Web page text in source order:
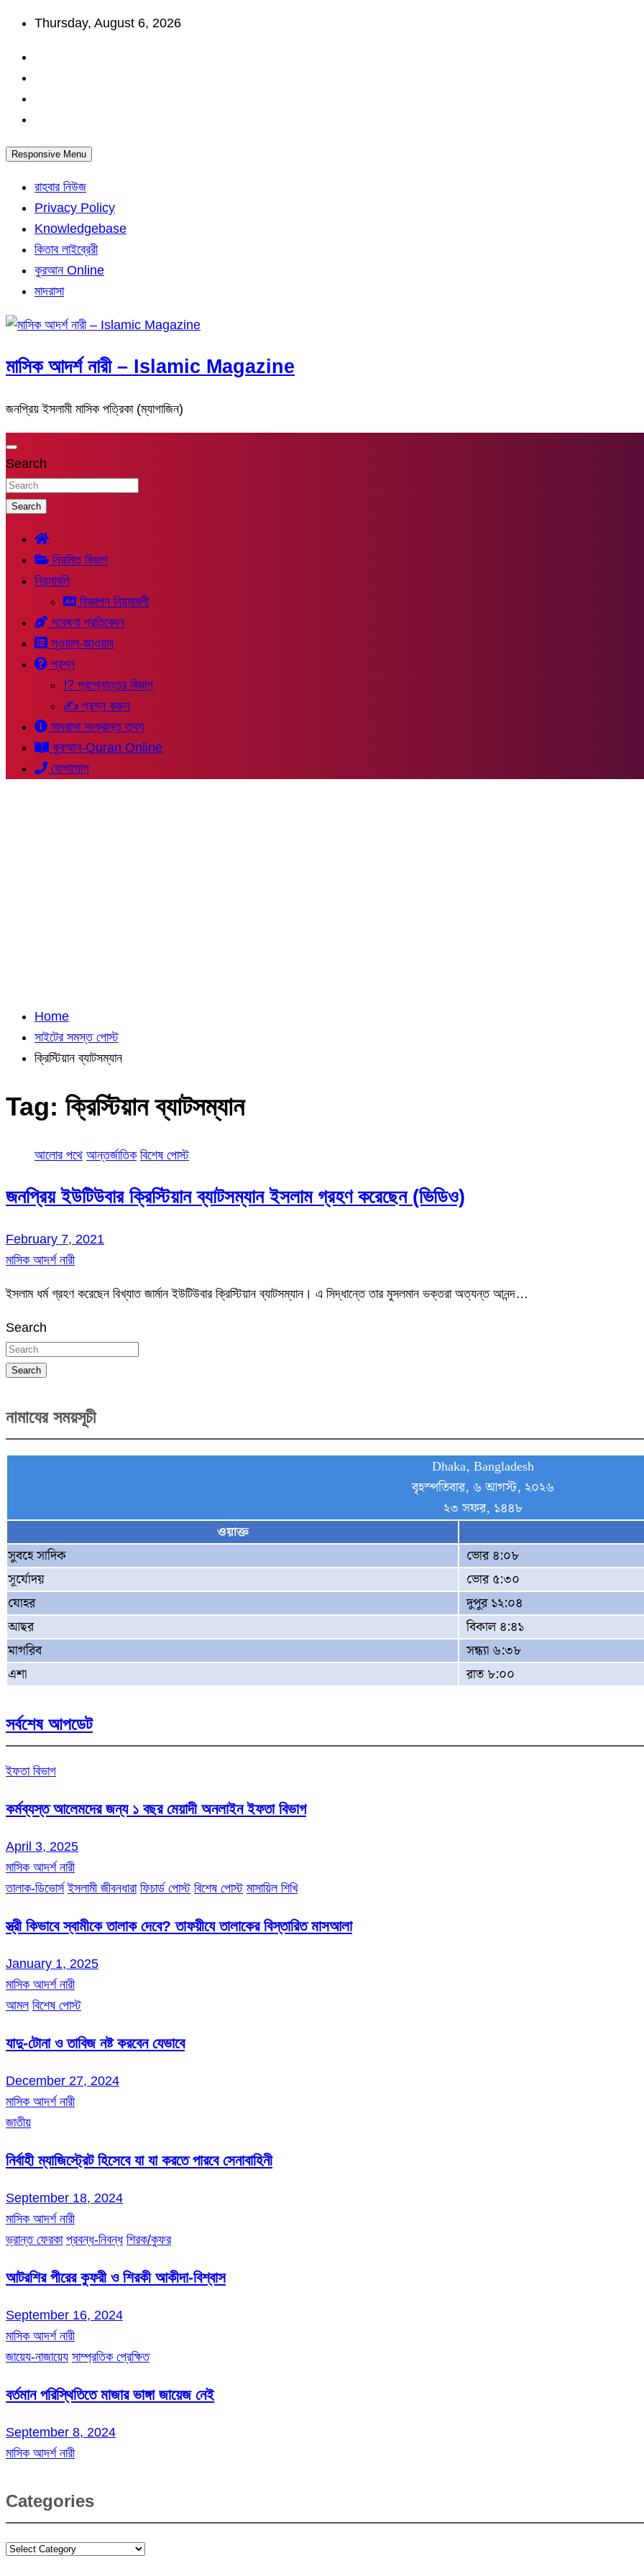
Skip
content
Thursday, August 6, 2026
Responsive Menu
রাহবার নিউজ
Privacy Policy
Knowledgebase
কিতাব লাইব্রেরী
কুরআন Online
মাদরাসা
মাসিক আদর্শ নারী – Islamic Magazine
জনপ্রিয় ইসলামী মাসিক পত্রিকা (ম্যাগাজিন)
Search
Search
নিয়মিত বিভাগ
নিয়মাবলি
বিজ্ঞাপন নিয়মাবলী
গবেষণা প্রতিবেদন
সুওয়াল-জাওয়াব
প্রশ্ন
⁉ প্রশ্নোত্তর বিভাগ
✍ প্রশ্ন করুন
মাদরাসা সংক্রান্ত তথ্য
কুরআন-Quran Online
যোগাযোগ
Home
সাইটের সমস্ত পোস্ট
ক্রিস্টিয়ান ব্যাটসম্যান
Tag: ক্রিস্টিয়ান ব্যাটসম্যান
আলোর পথে আন্তর্জাতিক বিশেষ পোস্ট
জনপ্রিয় ইউটিউবার ক্রিস্টিয়ান ব্যাটসম্যান ইসলাম গ্রহণ করেছেন (ভিডিও)
February 7, 2021
মাসিক আদর্শ নারী
ইসলাম ধর্ম গ্রহণ করেছেন বিখ্যাত জার্মান ইউটিউবার ক্রিস্টিয়ান ব্যাটসম্যান। এ সিদ্ধান্তে তার মুসলমান ভক্তরা অত্যন্ত আনন্দ…
Search
Search
নামাযের সময়সূচী
Dhaka, Bangladesh
বৃহস্পতিবার, ৬ আগস্ট, ২০২৬
২৩ সফর, ১৪৪৮
ওয়াক্ত
সুবহে সাদিক
ভোর ৪:০৮
সূর্যোদয়
ভোর ৫:৩০
যোহর
দুপুর ১২:০৪
আছর
বিকাল ৪:৪১
মাগরিব
সন্ধ্যা ৬:৩৮
এশা
রাত ৮:০০
সর্বশেষ আপডেট
ইফতা বিভাগ
কর্মব্যস্ত আলেমদের জন্য ১ বছর মেয়াদী অনলাইন ইফতা বিভাগ
April 3, 2025
মাসিক আদর্শ নারী
তালাক-ডিভোর্স ইসলামী জীবনধারা ফিচার্ড পোস্ট বিশেষ পোস্ট মাসায়িল শিখি
স্ত্রী কিভাবে স্বামীকে তালাক দেবে? তাফয়ীযে তালাকের বিস্তারিত মাসআলা
January 1, 2025
মাসিক আদর্শ নারী
আমল বিশেষ পোস্ট
যাদু-টোনা ও তাবিজ নষ্ট করবেন যেভাবে
December 27, 2024
মাসিক আদর্শ নারী
জাতীয়
নির্বাহী ম্যাজিস্ট্রেট হিসেবে যা যা করতে পারবে সেনাবাহিনী
September 18, 2024
মাসিক আদর্শ নারী
ভ্রান্ত ফেরকা প্রবন্ধ-নিবন্ধ শিরক/কুফর
আটরশির পীরের কুফরী ও শিরকী আকীদা-বিশ্বাস
September 16, 2024
মাসিক আদর্শ নারী
জায়েয-নাজায়েয সাম্প্রতিক প্রেক্ষিত
বর্তমান পরিস্থিতিতে মাজার ভাঙ্গা জায়েজ নেই
September 8, 2024
মাসিক আদর্শ নারী
Categories
Categories